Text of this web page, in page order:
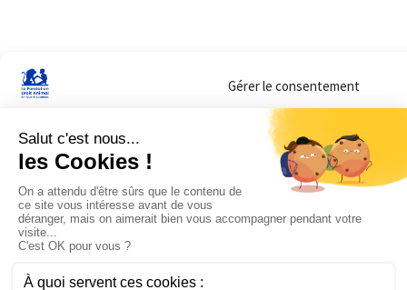
Gérer le consentement
Sur ce site, nous utilisons des cookies pour mesurer notre audience et vous
lorsque vous y consentez. Vous pouvez sélectionner ceux que vous autorisez
navigation.